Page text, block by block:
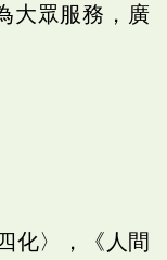
大眾服務，廣
化〉，《人間